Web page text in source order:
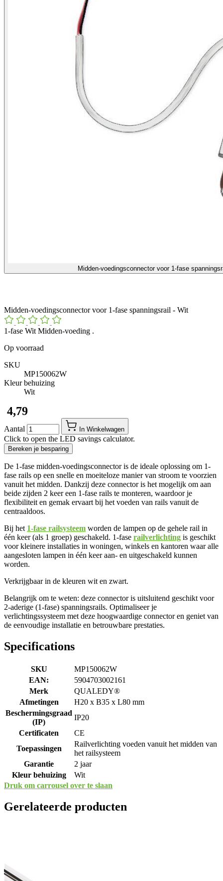
Midden-voedingsconnector voor 1-fase
Midden-voedingsconnector voor 1-fase spanningsrail - Wit
1-fase Wit Midden-voeding .
Op voorraad
SKU
MP150062W
Kleur behuizing
Wit
​ 4,79
Aantal In Winkelwagen
Click to open the LED savings calculator.
Bereken je besparing
De 1-fase midden-voedingsconnector is de ideale oplossing om 1-
fase rails op een snelle en moeiteloze manier van stroom te voorzien
vanuit het midden. Dankzij deze connector is het mogelijk om aan
beide zijden 2 keer een 1-fase rails te monteren, waardoor je
flexibiliteit en gemak ervaart bij het voeden van rails vanuit de
centraaldoos.
Bij het 1-fase railsysteem worden de lampen op de gehele rail in
één keer (als 1 groep) geschakeld. 1-fase railverlichting is geschikt
voor kleinere installaties in woningen, winkels en kantoren waar alle
aangesloten lampen in één keer aan- en uitgeschakeld kunnen
worden.
Verkrijgbaar in de kleuren wit en zwart.
Belangrijk om te weten: deze connector is uitsluitend geschikt voor
2-aderige (1-fase) spanningsrails. Optimaliseer je
verlichtingssysteem met deze hoogwaardige connector en geniet van
de eenvoudige installatie en betrouwbare prestaties.
Specifications
SKU
MP150062W
EAN:
5904703002161
Merk
QUALEDY®
Afmetingen
H20 x B35 x L80 mm
Beschermingsgraad
(IP)
IP20
Certificaten
CE
Toepassingen
Railverlichting voeden vanuit het midden van
het railsysteem
Garantie
2 jaar
Kleur behuizing
Wit
Druk om carrousel over te slaan
Gerelateerde producten